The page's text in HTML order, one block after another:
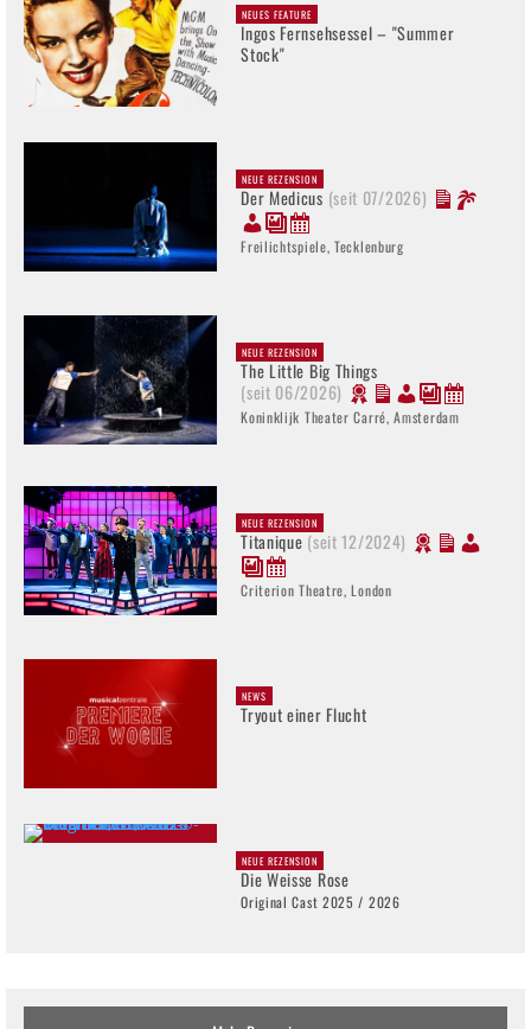
NEUES FEATURE
Ingos Fernsehsessel – "Summer
Stock"
NEUE REZENSION
Der Medicus (seit 07/2026)
Freilichtspiele, Tecklenburg
NEUE REZENSION
The Little Big Things
(seit 06/2026)
Koninklijk Theater Carré, Amsterdam
NEUE REZENSION
Titanique(seit 12/2024)
Criterion Theatre, London
NEWS
Tryout einer Flucht
NEUE REZENSION
Die Weisse Rose
Original Cast 2025 / 2026